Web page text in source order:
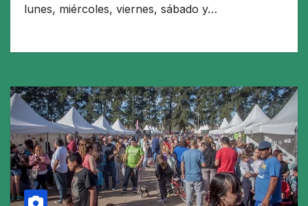
lunes, miércoles, viernes, sábado y…